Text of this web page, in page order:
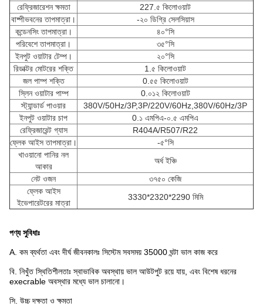
রেফ্রিজারেশন ক্ষমতা
227.৫ কিলোওয়াট
বাষ্পীভবনের তাপমাত্রা।
-২০ ডিগ্রি সেলসিয়াস
কন্ডেনসিং তাপমাত্রা।
৪০°সি
পরিবেশে তাপমাত্রা।
৩৫°সি
ইনপুট ওয়াটার টেম্প।
২০°সি
রিডাক্টর মোটরের শক্তি
1.৫ কিলোওয়াট
জল পাম্প শক্তি
0.৫৫ কিলোওয়াট
স্লিন ওয়াটার পাম্প
0.০১২ কিলোওয়াট
স্ট্যান্ডার্ড পাওয়ার
380V/50Hz/3P,3P/220V/60Hz,380V/60Hz/3P
ইনপুট ওয়াটার চাপ
0.১ এমপিএ-০.৫ এমপিএ
রেফ্রিজারেন্ট গ্যাস
R404A/R507/R22
ফ্লেক আইস তাপমাত্রা।
-৫°সি
খাওয়ানো পানির নল
আকার
অর্ধ ইঞ্চি
নেট ওজন
৩৭৫০ কেজি
ফ্লেক আইস
ইভেপারেটরের মাত্রা
3330*2320*2290 মিমি
পণ্য সুবিধাঃ
A. কম ব্যর্থতা এবং দীর্ঘ জীবনকালঃ সিস্টেম সবসময় 35000 ঘন্টা ভাল কাজ করে
বি. নিখুঁত স্থিতিশীলতাঃ স্বাভাবিক অবস্থায় ভাল আউটপুট রয়ে যায়, এবং বিশেষ ধরনের
execrable অবস্থার মধ্যে ভাল চালানো।
সি. উচ্চ দক্ষতা ও ক্ষমতা